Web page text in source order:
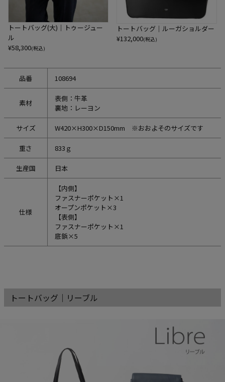
トートバッグ(大)｜トゥージュー
ル
¥58,300(税込)
トートバッグ｜ルーガショルダー
¥132,000(税込)
品番 108694
素材
表側：牛革
裏地：レーヨン
サイズ W420×H300×D150mm ※おおよそのサイズです
重さ 833ｇ
生産国 日本
仕様
【内側】
ファスナーポケット×1
オープンポケット×3
【表側】
ファスナーポケット×1
底鋲×5
トートバッグ｜リーブル